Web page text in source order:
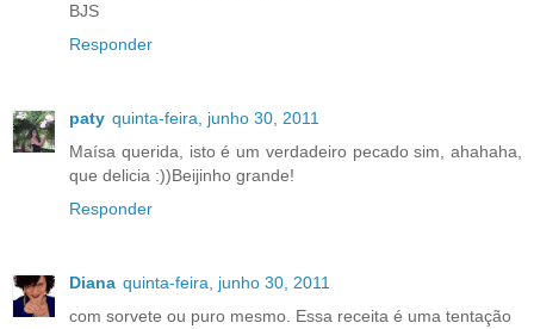
BJS
Responder
paty quinta-feira, junho 30, 2011
Maísa querida, isto é um verdadeiro pecado sim, ahahaha,
que delicia :))Beijinho grande!
Responder
Diana quinta-feira, junho 30, 2011
com sorvete ou puro mesmo. Essa receita é uma tentação